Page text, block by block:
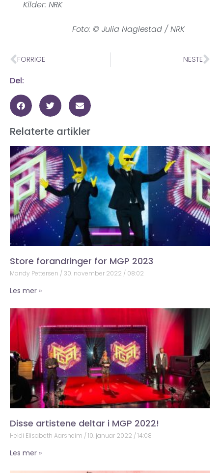
Kilder: NRK
Foto: © Julia Naglestad / NRK
FORRIGE NESTE
Del:
Relaterte artikler
Store forandringer for MGP 2023
Mandy Pettersen 30. november 2022 08:02
Les mer »
Disse artistene deltar i MGP 2022!
Heidi Elisabeth Aarsheim 10. januar 2022 14:08
Les mer »